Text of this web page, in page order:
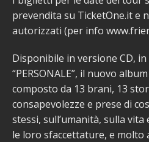
prevendita su TicketOne.it e
autorizzati (per info
Disponibile in versione CD,
“PERSONALE”, il nuovo
composto da 13 brani, 13
consapevolezze e prese di
stessi, sull’umanità, sulla
le loro sfaccettature, e molto